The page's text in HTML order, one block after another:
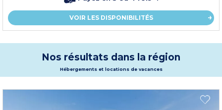
VOIR LES DISPONIBILITÉS
Nos résultats dans la région
Hébergements et locations de vacances